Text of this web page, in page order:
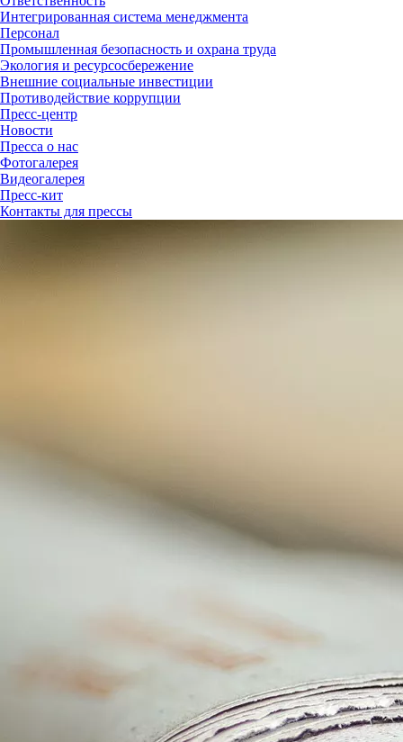
Интегрированная система менеджмента
Персонал
Промышленная безопасность и охрана труда
Экология и ресурсосбережение
Внешние социальные инвестиции
Противодействие коррупции
Пресс-центр
Новости
Пресса о нас
Фотогалерея
Видеогалерея
Пресс-кит
Контакты для прессы